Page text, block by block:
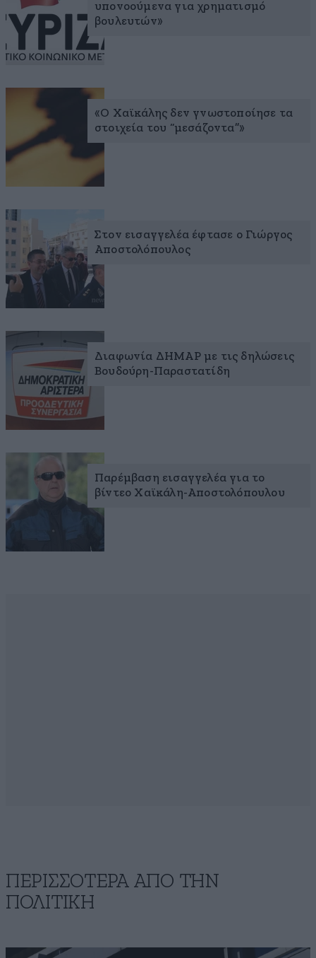
υπονοούμενα για χρηματισμό
βουλευτών»
«Ο Χαϊκάλης δεν γνωστοποίησε τα
στοιχεία του “μεσάζοντα”»
Στον εισαγγελέα έφτασε ο Γιώργος
Αποστολόπουλος
Διαφωνία ΔΗΜΑΡ με τις δηλώσεις
Βουδούρη-Παραστατίδη
Παρέμβαση εισαγγελέα για το
βίντεο Χαϊκάλη-Αποστολόπουλου
ΠΕΡΙΣΣΟΤΕΡΑ ΑΠΟ ΤΗΝ
ΠΟΛΙΤΙΚΗ